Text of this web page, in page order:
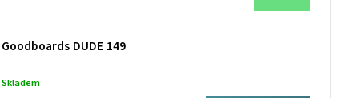
Goodboards DUDE 149
Skladem